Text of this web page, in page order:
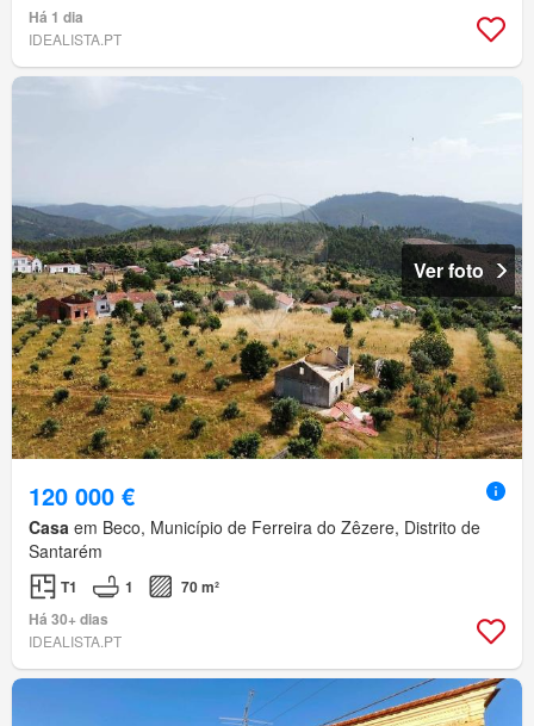
Há 1 dia
IDEALISTA.PT
Ver foto
120 000 €
Casa em Beco, Município de Ferreira do Zêzere, Distrito de
Santarém
T1 1
70 m²
Há 30+ dias
IDEALISTA.PT